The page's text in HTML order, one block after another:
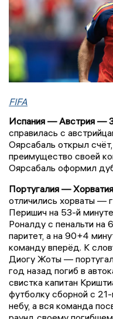
FIFA
Испания — Австрия —
справилась с
Оярсабаль открыл
преимущество своей
Оярсабаль оформил
Португалия —
отличились хорваты —
Перишич на 53-й
Роналду с пенальти на
паритет, а на 90+4
команду вперёд. К
Диогу Жоты —
год назад погиб в
свистка капитан
футболку сборной с
небу, а вся команда